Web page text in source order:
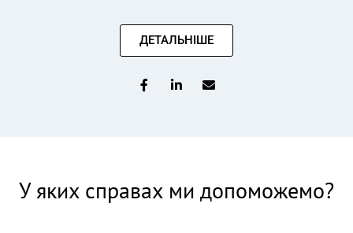
ДЕТАЛЬНІШЕ
У яких справах ми допоможемо?